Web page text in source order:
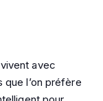
avec
l’on préfère